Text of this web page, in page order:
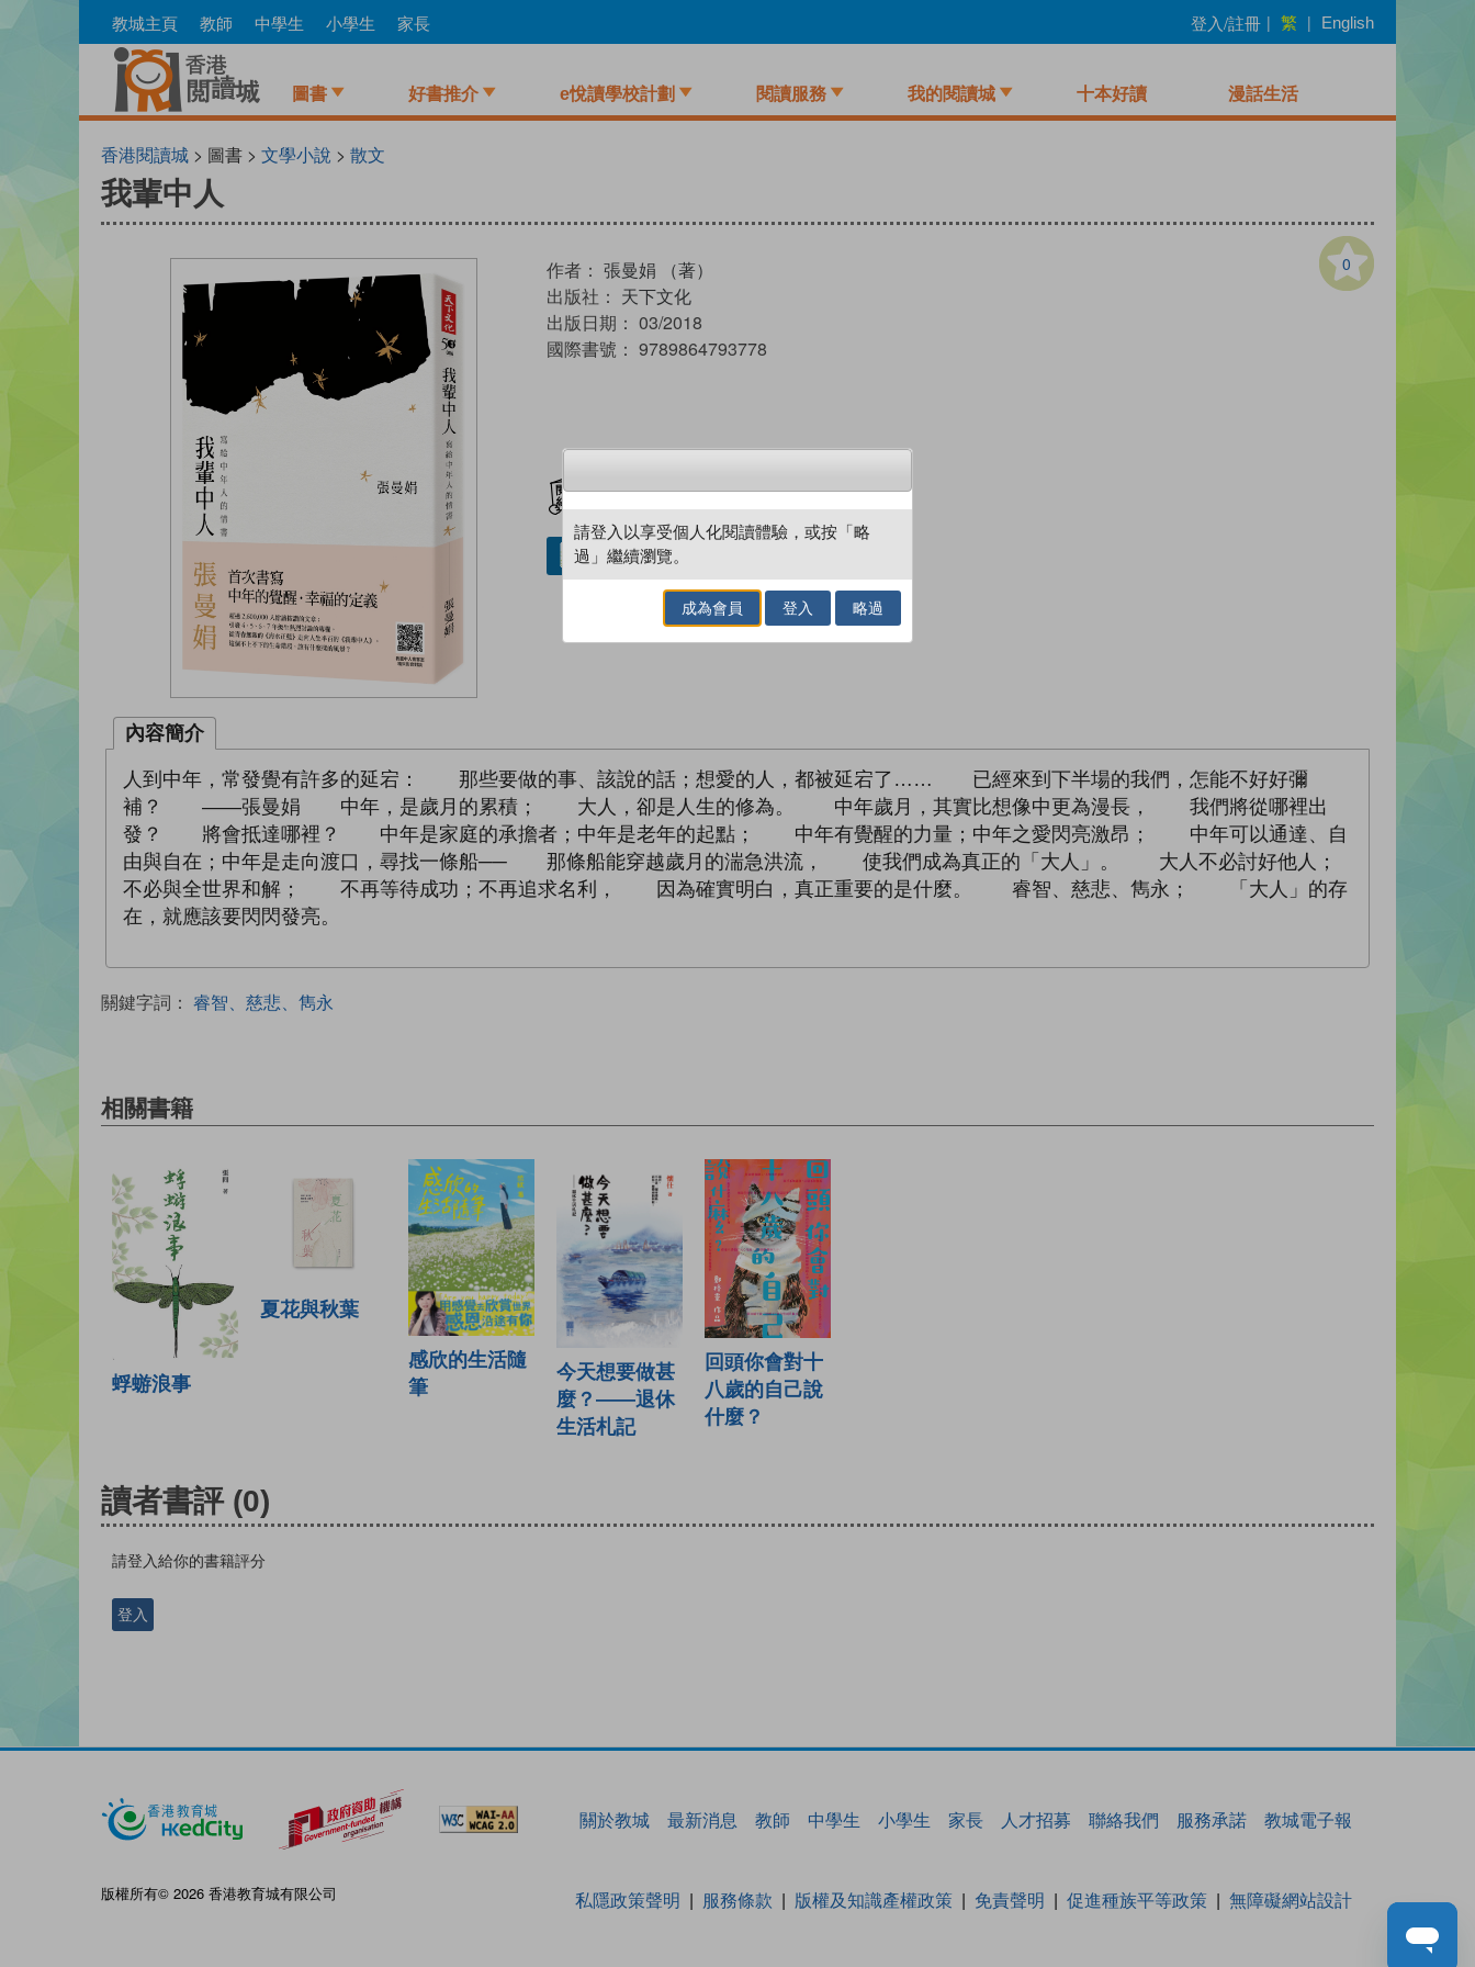
to
教城主頁 教師 中學生 小學生 家長 登入/註冊 | 繁 | English
圖書 好書推介 e悅讀學校計劃 閱讀服務 我的閱讀城 十本好讀 漫話生活
香港閱讀城 > 圖書 > 文學小說 > 散文
我輩中人
0
作者： 張曼娟 （著）
出版社： 天下文化
出版日期： 03/2018
國際書號： 9789864793778
借閱實體書
內容簡介
人到中年，常發覺有許多的延宕： 那些要做的事、該說的話；想愛的人，都被延宕了…… 已經來到下半場的我們，怎能不好好彌
補？ ——張曼娟 中年，是歲月的累積； 大人，卻是人生的修為。 中年歲月，其實比想像中更為漫長， 我們將從哪裡出
發？ 將會抵達哪裡？ 中年是家庭的承擔者；中年是老年的起點； 中年有覺醒的力量；中年之愛閃亮激昂； 中年可以通達、自
由與自在；中年是走向渡口，尋找一條船── 那條船能穿越歲月的湍急洪流， 使我們成為真正的「大人」。 大人不必討好他人；
不必與全世界和解； 不再等待成功；不再追求名利， 因為確實明白，真正重要的是什麼。 睿智、慈悲、雋永； 「大人」的存
在，就應該要閃閃發亮。
關鍵字詞： 睿智、慈悲、雋永
相關書籍
蜉蝣浪事
夏花與秋葉
感欣的生活隨
筆
今天想要做甚
麼？——退休
生活札記
回頭你會對十
八歲的自己說
什麼？
讀者書評 (0)
請登入給你的書籍評分
登入
關於教城 最新消息 教師 中學生 小學生 家長 人才招募 聯絡我們 服務承諾 教城電子報
版權所有© 2026 香港教育城有限公司 私隱政策聲明 服務條款 版權及知識產權政策 免責聲明 促進種族平等政策 無障礙網站設計
請登入以享受個人化閱讀體驗，或按「略
過」繼續瀏覽。
成為會員 登入 略過